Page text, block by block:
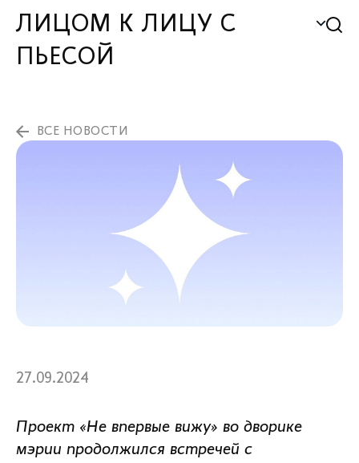
ЛИЦОМ К ЛИЦУ С
ПЬЕСОЙ
ВСЕ НОВОСТИ
27.09.2024
Проект «Не впервые вижу» во дворике
мэрии продолжился встречей с